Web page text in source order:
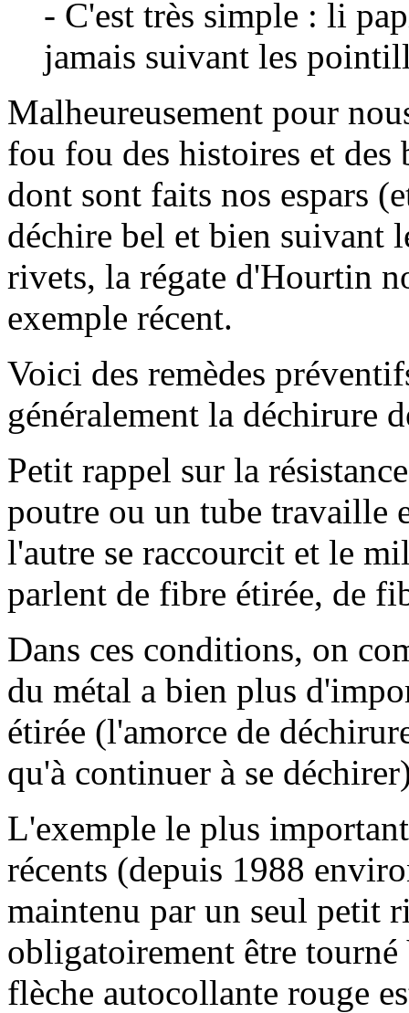
- C'est très simple : li
jamais suivant les
Malheureusement pour
fou fou des histoires et
dont sont faits nos espars
déchire bel et bien suivant
rivets, la régate d'Hourtin
exemple récent.
Voici des remèdes
généralement la déchirure
Petit rappel sur la
poutre ou un tube travaille
l'autre se raccourcit et le
parlent de fibre étirée, de
Dans ces conditions, on
du métal a bien plus
étirée (l'amorce de
qu'à continuer à se
L'exemple le plus
récents (depuis 1988
maintenu par un seul petit
obligatoirement être
flèche autocollante rouge